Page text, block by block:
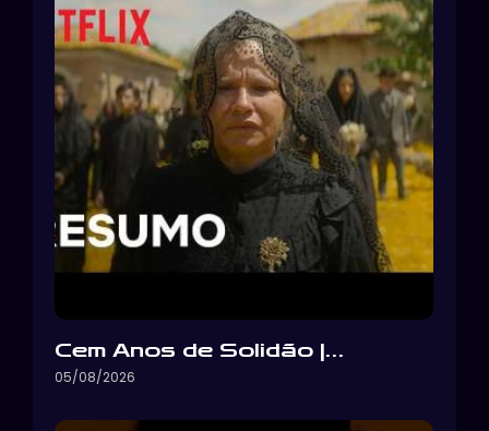
Cem Anos de Solidão |…
05/08/2026